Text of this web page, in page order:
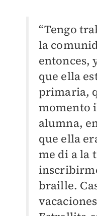
“Tengo
la
entonces,
que ella
primaria,
momento
alumna,
que ella
me di a la
braille.